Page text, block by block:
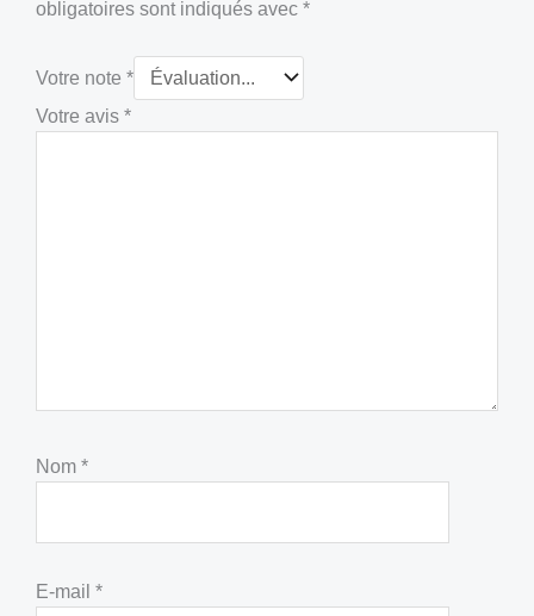
obligatoires sont indiqués avec *
Votre note *
Votre avis *
Nom *
E-mail *